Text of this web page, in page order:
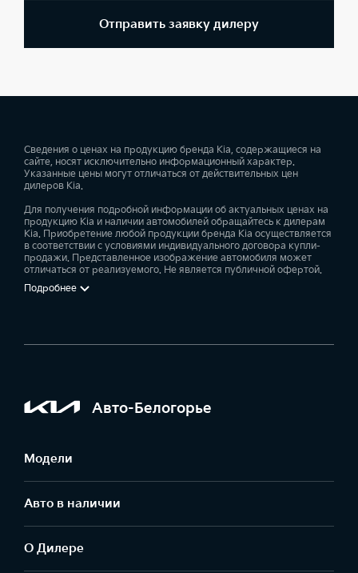
Отправить заявку дилеру
Сведения о ценах на продукцию бренда Kia, содержащиеся на
сайте, носят исключительно информационный характер.
Указанные цены могут отличаться от действительных цен
дилеров Kia.
Для получения подробной информации об актуальных ценах на
продукцию Kia и наличии автомобилей обращайтесь к дилерам
Kia. Приобретение любой продукции бренда Kia осуществляется
в соответствии с условиями индивидуального договора купли-
продажи. Представленное изображение автомобиля может
отличаться от реализуемого. Не является публичной офертой.
Подробнее
Авто-Белогорье
Модели
Авто в наличии
О Дилере